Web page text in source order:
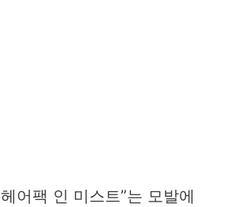
어팩 인 미스트”는 모발에